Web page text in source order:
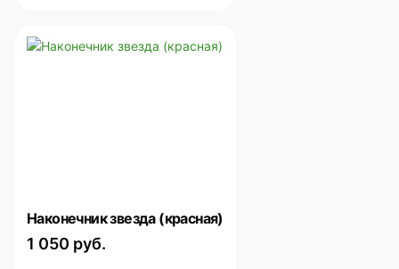
Наконечник звезда (красная)
1 050 руб.